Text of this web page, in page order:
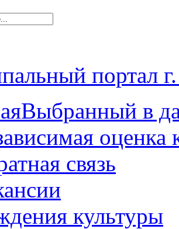
портал
Выбранный в
оценка
связь
культуры